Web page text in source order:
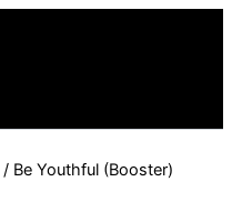
/ Be Youthful (Booster)